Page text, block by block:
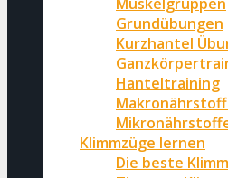
Grundübungen
Kurzhantel
Hanteltraining
Klimmzüge lernen
Die beste